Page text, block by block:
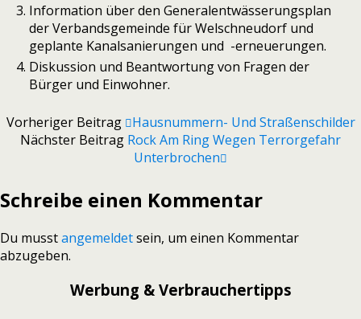
Information über den Generalentwässerungsplan
der Verbandsgemeinde für Welschneudorf und
geplante Kanalsanierungen und -erneuerungen.
Diskussion und Beantwortung von Fragen der
Bürger und Einwohner.
Vorheriger Beitrag
Hausnummern- Und Straßenschilder
Nächster Beitrag Rock Am Ring Wegen Terrorgefahr
Unterbrochen
Schreibe einen Kommentar
Du musstangemeldetsein, um einen Kommentar
abzugeben.
Werbung & Verbrauchertipps